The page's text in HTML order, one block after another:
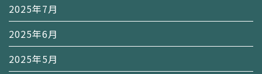
2025年7月
2025年6月
2025年5月